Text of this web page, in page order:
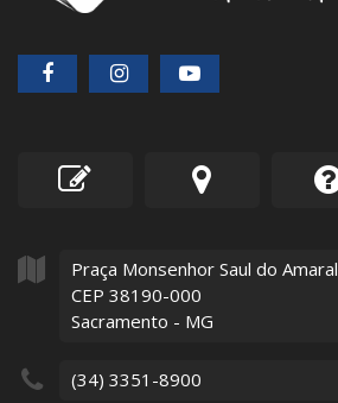
Praça Monsenhor Saul do Amaral
CEP 38190-000
Sacramento - MG
(34) 3351-8900